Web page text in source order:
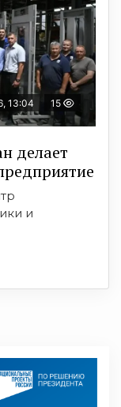
13:04 15
делает
и